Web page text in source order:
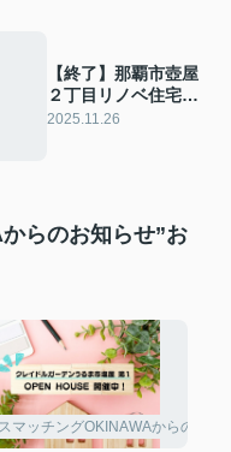
【終了】那覇市壺屋
２丁目リノベ住宅の
ご案内！
2025.11.26
らのお知らせ”お
マッチングOKINAWAからのお知